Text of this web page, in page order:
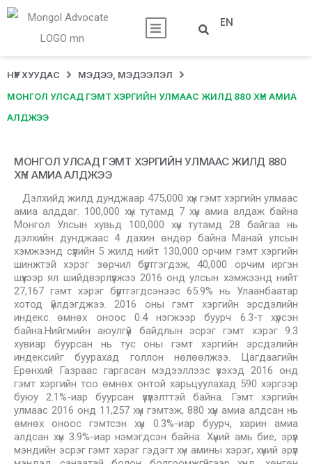
EN
НҮҮР ХУУДАС МЭДЭЭ, МЭДЭЭЛЭЛ
МОНГОЛ УЛСАД ГЭМТ ХЭРГИЙН УЛМААС ЖИЛД 880 ХҮН АМИА
АЛДЖЭЭ
МОНГОЛ УЛСАД ГЭМТ ХЭРГИЙН УЛМААС ЖИЛД 880
ХҮН АМИА АЛДЖЭЭ
Дэлхийд жилд дунджаар 475,000 хүн гэмт хэргийн улмаас
амиа алддаг. 100,000 хүн тутамд 7 хүн амиа алдаж байна
Монгол Улсын хувьд 100,000 хүн тутамд 28 байгаа нь
дэлхийн дунджаас 4 дахин өндөр байна Манай улсын
хэмжээнд сүүлийн 5 жилд нийт 130,000 орчим гэмт хэргийн
шинжтэй хэрэг зөрчил бүртгэгдэж, 40,000 орчим иргэн
шүүхээр ял шийдвэрлүүлжээ 2016 онд улсын хэмжээнд нийт
27,167 гэмт хэрэг бүртгэгдсэнээс 65.9% нь Улаанбаатар
хотод үйлдэгджээ. 2016 оны гэмт хэргийн эрсдэлийн
индекс өмнөх оноос 0.4 нэгжээр буурч 6.3-т хүрсэн
байна.Нийгмийн аюулгүй байдлын эсрэг гэмт хэрэг 9.3
хувиар буурсан нь тус оны гэмт хэргийн эрсдэлийн
индексийг буурахад голлон нөлөөлжээ. Цагдаагийн
Ерөнхий Газраас гаргасан мэдээллээс үзэхэд 2016 онд
гэмт хэргийн тоо өмнөх онтой харьцуулахад 590 хэргээр
буюу 2.1%-иар буурсан үзүүлэлттэй байна. Гэмт хэргийн
улмаас 2016 онд 11,257 хүн гэмтэж, 880 хүн амиа алдсан нь
өмнөх оноос гэмтсэн хүн 0.3%-иар буурч, харин амиа
алдсан хүн 3.9%-иар нэмэгдсэн байна. Хүний амь бие, эрүүл
мэндийн эсрэг гэмт хэрэг гэдэгт хүн амины хэрэг, хүний эрүүл